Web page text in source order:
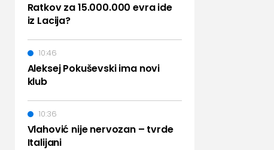
Ratkov za 15.000.000 evra ide
iz Lacija?
Aleksej Pokuševski ima novi
klub
10:46
Vlahović nije nervozan – tvrde
Italijani
10:36